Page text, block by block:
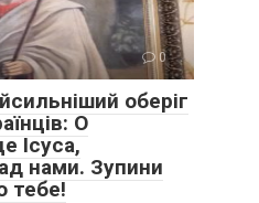
0
оберіг
О
Ісуса,
нами. Зупини
тебе!